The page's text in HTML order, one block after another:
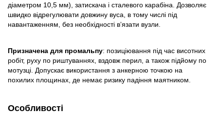
діаметром 10,5 мм), затискача і сталевого карабіна. Дозволяє
швидко відрегулювати довжину вуса, в тому числі під
навантаженням, без необхідності вʼязати вузли.
Призначена для промальпу: позиціювання під час висотних
робіт, руху по риштуваннях, вздовж перил, а також підйому по
мотузці. Допускає використання з анкерною точкою на
похилих площинах, де немає ризику падіння маятником.
Особливості